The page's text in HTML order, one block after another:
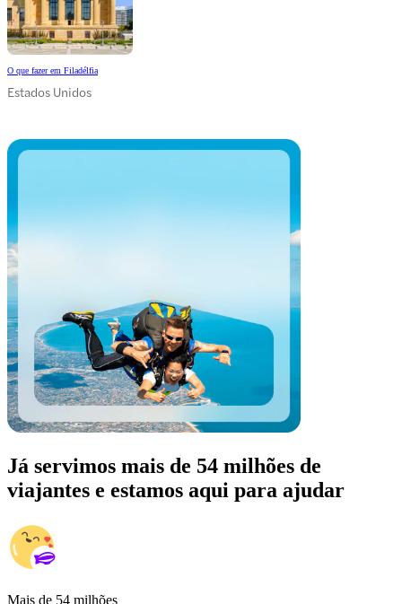
O que fazer em Filadélfia
Estados Unidos
Já servimos mais de 54 milhões de
viajantes e estamos aqui para ajudar
Mais de 54 milhões